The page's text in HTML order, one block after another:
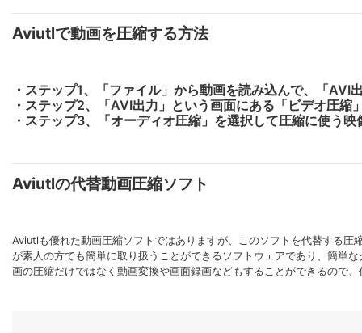
Aviutlで動画を圧縮する方法
・ステップ1、「ファイル」から動画を読み込んで、「AVI
・ステップ2、「AVI出力」という画面にある「ビデオ圧
・ステップ3、「オーディオ圧縮」を選択して圧縮に使う
Aviutlの代替動画圧縮ソフト
Aviutlも優れた動画圧縮ソフトではありますが、このソフトを代替する
が素人の方でも簡単に取り扱うことができるソフトウェアであり、簡単
画の圧縮だけではなく動画変換や画面録画などもすることができるので